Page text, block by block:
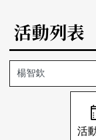
本期專題
歷史專題
活動特區
活動列表
關於我們
活動列表
活